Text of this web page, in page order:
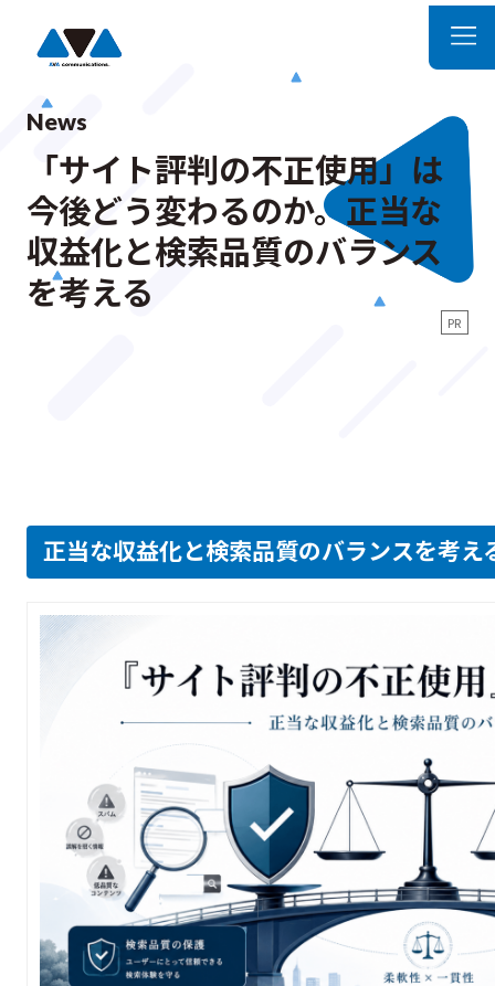
News
「サイト評判の不正使用」は
今後どう変わるのか。正当な
収益化と検索品質のバランス
を考える
PR
正当な収益化と検索品質のバランスを考え